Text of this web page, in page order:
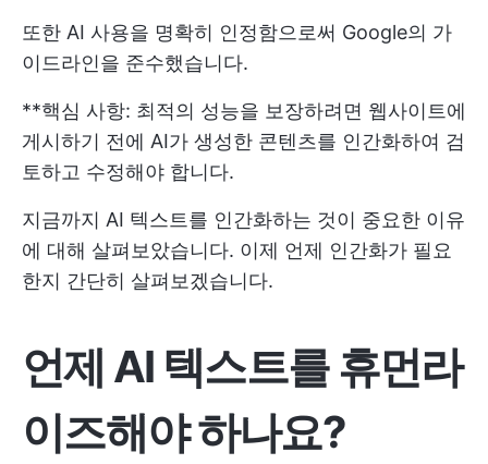
또한 AI 사용을 명확히 인정함으로써 Google의 가
이드라인을 준수했습니다.
**핵심 사항: 최적의 성능을 보장하려면 웹사이트에
게시하기 전에 AI가 생성한 콘텐츠를 인간화하여 검
토하고 수정해야 합니다.
지금까지 AI 텍스트를 인간화하는 것이 중요한 이유
에 대해 살펴보았습니다. 이제 언제 인간화가 필요
한지 간단히 살펴보겠습니다.
언제 AI 텍스트를 휴먼라
이즈해야 하나요?